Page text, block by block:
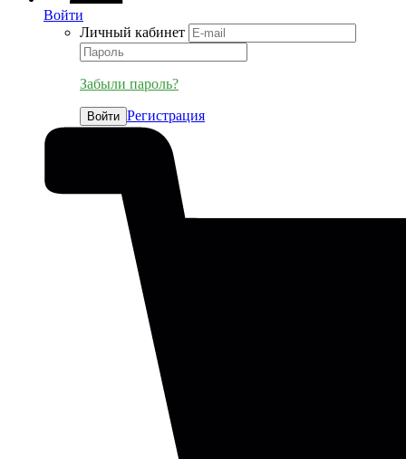
Войти
Личный кабинет
Забыли пароль?
Войти Регистрация